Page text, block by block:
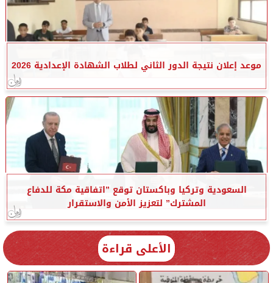
موعد إعلان نتيجة الدور الثاني لطلاب الشهادة الإعدادية 2026
السعودية وتركيا وباكستان توقع ”اتفاقية مكة للدفاع
المشترك” لتعزيز الأمن والاستقرار
الأعلى قراءة